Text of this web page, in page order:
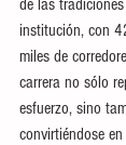
de las
institución, con
miles de
carrera no sólo
esfuerzo, sino
convirtiéndose